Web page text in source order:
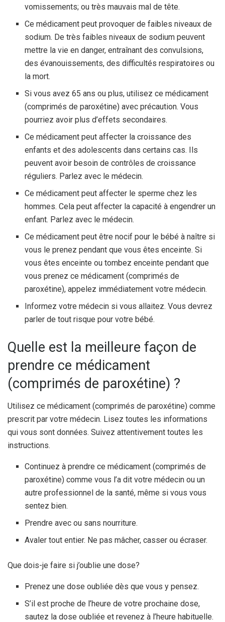
vomissements; ou très mauvais mal de tête.
Ce médicament peut provoquer de faibles niveaux de
sodium. De très faibles niveaux de sodium peuvent
mettre la vie en danger, entraînant des convulsions,
des évanouissements, des difficultés respiratoires ou
la mort.
Si vous avez 65 ans ou plus, utilisez ce médicament
(comprimés de paroxétine) avec précaution. Vous
pourriez avoir plus d’effets secondaires.
Ce médicament peut affecter la croissance des
enfants et des adolescents dans certains cas. Ils
peuvent avoir besoin de contrôles de croissance
réguliers. Parlez avec le médecin.
Ce médicament peut affecter le sperme chez les
hommes. Cela peut affecter la capacité à engendrer un
enfant. Parlez avec le médecin.
Ce médicament peut être nocif pour le bébé à naître si
vous le prenez pendant que vous êtes enceinte. Si
vous êtes enceinte ou tombez enceinte pendant que
vous prenez ce médicament (comprimés de
paroxétine), appelez immédiatement votre médecin.
Informez votre médecin si vous allaitez. Vous devrez
parler de tout risque pour votre bébé.
Quelle est la meilleure façon de
prendre ce médicament
(comprimés de paroxétine) ?
Utilisez ce médicament (comprimés de paroxétine) comme
prescrit par votre médecin. Lisez toutes les informations
qui vous sont données. Suivez attentivement toutes les
instructions.
Continuez à prendre ce médicament (comprimés de
paroxétine) comme vous l’a dit votre médecin ou un
autre professionnel de la santé, même si vous vous
sentez bien.
Prendre avec ou sans nourriture.
Avaler tout entier. Ne pas mâcher, casser ou écraser.
Que dois-je faire si j’oublie une dose?
Prenez une dose oubliée dès que vous y pensez.
S’il est proche de l’heure de votre prochaine dose,
sautez la dose oubliée et revenez à l’heure habituelle.